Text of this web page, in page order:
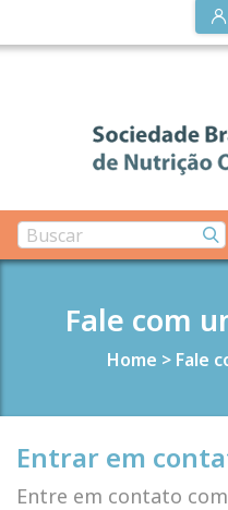
Fale com
Home > Fale
Entrar em
Entre em contato